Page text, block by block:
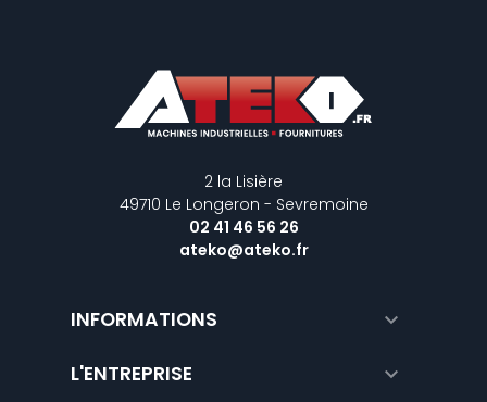
2 la Lisière
49710 Le Longeron - Sevremoine
02 41 46 56 26
ateko@ateko.fr
INFORMATIONS 
L'ENTREPRISE 